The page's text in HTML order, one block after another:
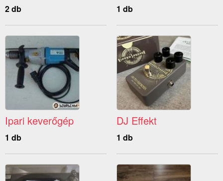
2 db 1 db
Ipari keverőgép
1 db
DJ Effekt
1 db